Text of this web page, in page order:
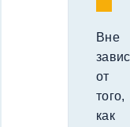
Вне
от
того,
как